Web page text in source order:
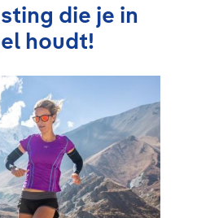
die je in
houdt!